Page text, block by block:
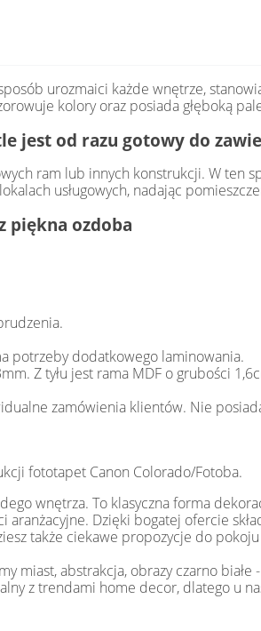
urozmaici każde wnętrze,
kolory oraz posiada głęboką
jest od razu gotowy do
ram lub innych konstrukcji. W ten
usługowych, nadając
piękna ozdoba
potrzeby dodatkowego laminowania.
Z tyłu jest rama MDF o grubości
zamówienia klientów. Nie
fototapet Canon Colorado/Fotoba.
wnętrza. To klasyczna forma
Dzięki bogatej ofercie
także ciekawe propozycje do
miast, abstrakcja, obrazy czarno
z trendami home decor, dlatego u